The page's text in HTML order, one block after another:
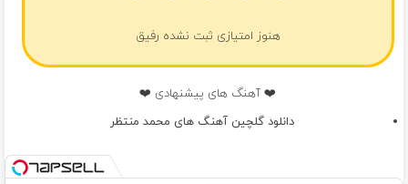
هنوز امتیازی ثبت نشده رفیق
❤️ آهنگ های پیشنهادی ❤️
دانلود گلچین آهنگ های محمد منتظر